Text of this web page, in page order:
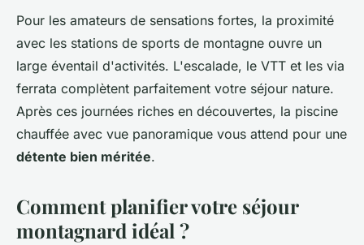
Pour les amateurs de sensations fortes, la proximité
avec les stations de sports de montagne ouvre un
large éventail d'activités. L'escalade, le VTT et les via
ferrata complètent parfaitement votre séjour nature.
Après ces journées riches en découvertes, la piscine
chauffée avec vue panoramique vous attend pour une
détente bien méritée.
Comment planifier votre séjour
montagnard idéal ?